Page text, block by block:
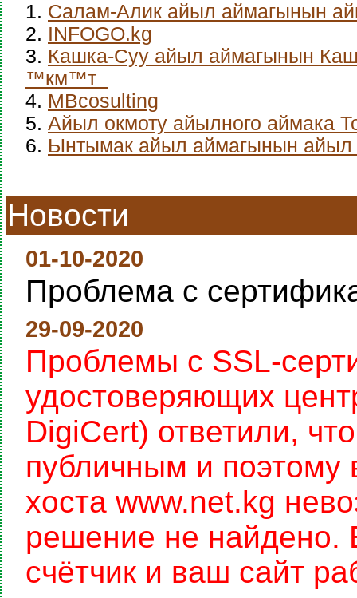
1. Салам-Алик айыл аймагынын
2. INFOGO.kg
3. Кашка-Суу айыл аймагынын
™км™т_
4. MBcosulting
5. Айыл окмоту айылного аймака
6. Ынтымак айыл аймагынын айыл
Новости
01-10-2020
Проблема с
29-09-2020
Проблемы с SSL-
удостоверяющих
DigiCert) ответили,
публичным и поэтому
хоста www.net.kg
решение не найдено.
счётчик и ваш сайт